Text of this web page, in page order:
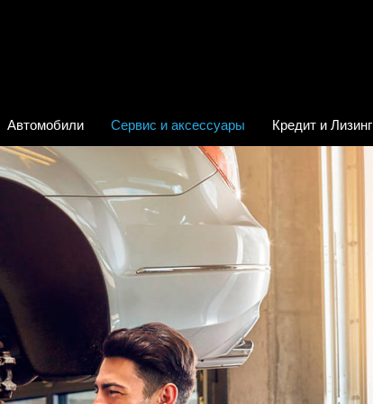
Автомобили Сервис и аксессуары Кредит и Лизинг